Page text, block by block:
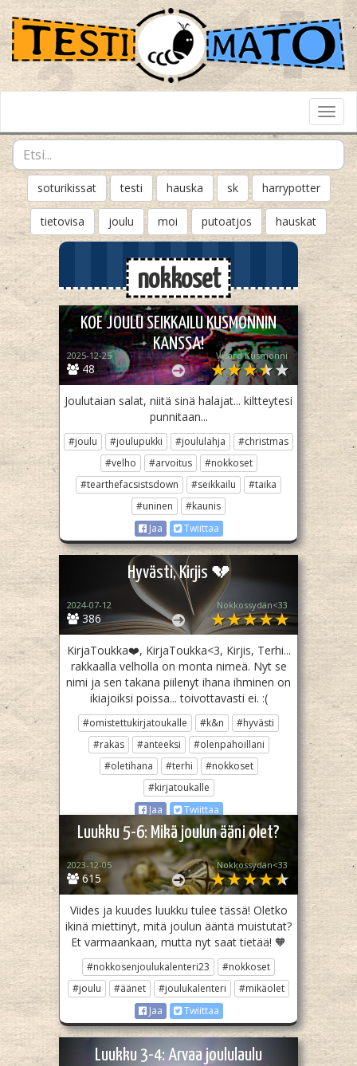
soturikissat testi hauska sk harrypotter
tietovisa joulu moi putoatjos hauskat
nokkoset
KOE JOULU SEIKKAILU KUSMONNIN
KANSSA!
48
2025-12-25 Visard Kusmonni
Joulutaian salat, niitä sinä halajat... kiltteytesi
punnitaan...
#joulu #joulupukki #joululahja
#christmas
#velho
#arvoitus
#nokkoset
#tearthefacsistsdown
#seikkailu
#taika
#uninen
#kaunis
Jaa
Twiittaa
Hyvästi, Kirjis 💔
386
2024-07-12 Nokkossydän<33
KirjaToukka❤️, KirjaToukka<3, Kirjis, Terhi...
rakkaalla velholla on monta nimeä. Nyt se
nimi ja sen takana piilenyt ihana ihminen on
ikiajoiksi poissa... toivottavasti ei. :(
#omistettukirjatoukalle #k&n
#hyvästi
#rakas
#anteeksi
#olenpahoillani
#oletihana
#terhi
#nokkoset
#kirjatoukalle
Jaa
Twiittaa
Luukku 5-6: Mikä joulun ääni olet?
615
2023-12-05 Nokkossydän<33
Viides ja kuudes luukku tulee tässä! Oletko
ikinä miettinyt, mitä joulun ääntä muistutat?
Et varmaankaan, mutta nyt saat tietää! 🧡
#nokkosenjoulukalenteri23
#nokkoset
#joulu
#äänet #joulukalenteri
#mikäolet
Jaa
Twiittaa
Luukku 3-4: Arvaa joululaulu